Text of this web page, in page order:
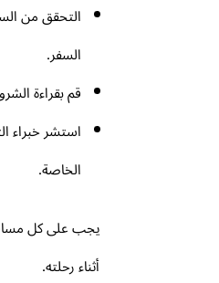
التحقق من
السفر.
قم بقراءة
استشر خبراء
الخاصة.
يجب على كل
أثناء رحلته.